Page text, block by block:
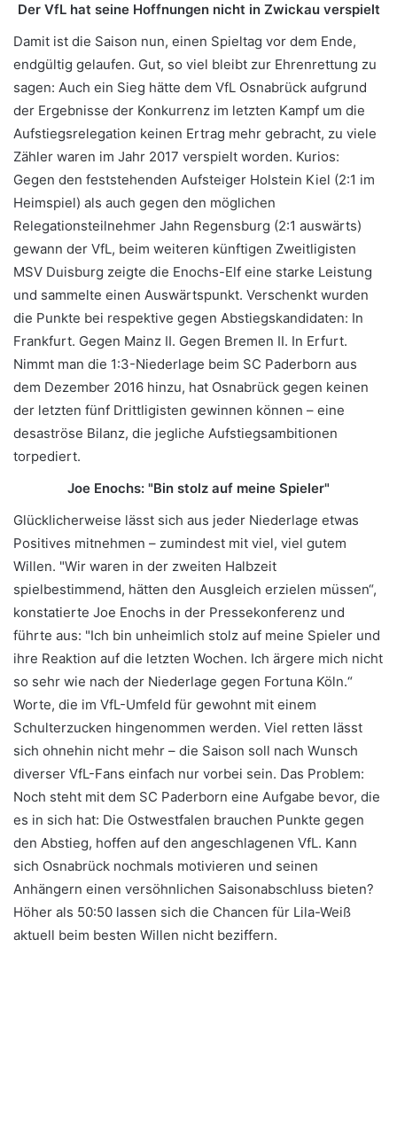
Der VfL hat seine Hoffnungen nicht in Zwickau verspielt
Damit ist die Saison nun, einen Spieltag vor dem Ende,
endgültig gelaufen. Gut, so viel bleibt zur Ehrenrettung zu
sagen: Auch ein Sieg hätte dem VfL Osnabrück aufgrund
der Ergebnisse der Konkurrenz im letzten Kampf um die
Aufstiegsrelegation keinen Ertrag mehr gebracht, zu viele
Zähler waren im Jahr 2017 verspielt worden. Kurios:
Gegen den feststehenden Aufsteiger Holstein Kiel (2:1 im
Heimspiel) als auch gegen den möglichen
Relegationsteilnehmer Jahn Regensburg (2:1 auswärts)
gewann der VfL, beim weiteren künftigen Zweitligisten
MSV Duisburg zeigte die Enochs-Elf eine starke Leistung
und sammelte einen Auswärtspunkt. Verschenkt wurden
die Punkte bei respektive gegen Abstiegskandidaten: In
Frankfurt. Gegen Mainz II. Gegen Bremen II. In Erfurt.
Nimmt man die 1:3-Niederlage beim SC Paderborn aus
dem Dezember 2016 hinzu, hat Osnabrück gegen keinen
der letzten fünf Drittligisten gewinnen können – eine
desaströse Bilanz, die jegliche Aufstiegsambitionen
torpediert.
Joe Enochs: "Bin stolz auf meine Spieler"
Glücklicherweise lässt sich aus jeder Niederlage etwas
Positives mitnehmen – zumindest mit viel, viel gutem
Willen. "Wir waren in der zweiten Halbzeit
spielbestimmend, hätten den Ausgleich erzielen müssen“,
konstatierte Joe Enochs in der Pressekonferenz und
führte aus: "Ich bin unheimlich stolz auf meine Spieler und
ihre Reaktion auf die letzten Wochen. Ich ärgere mich nicht
so sehr wie nach der Niederlage gegen Fortuna Köln.“
Worte, die im VfL-Umfeld für gewohnt mit einem
Schulterzucken hingenommen werden. Viel retten lässt
sich ohnehin nicht mehr – die Saison soll nach Wunsch
diverser VfL-Fans einfach nur vorbei sein. Das Problem:
Noch steht mit dem SC Paderborn eine Aufgabe bevor, die
es in sich hat: Die Ostwestfalen brauchen Punkte gegen
den Abstieg, hoffen auf den angeschlagenen VfL. Kann
sich Osnabrück nochmals motivieren und seinen
Anhängern einen versöhnlichen Saisonabschluss bieten?
Höher als 50:50 lassen sich die Chancen für Lila-Weiß
aktuell beim besten Willen nicht beziffern.